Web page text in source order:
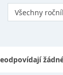
Všechny